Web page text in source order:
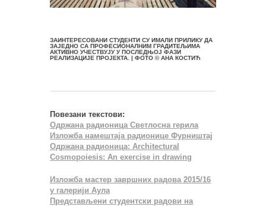
ЗАИНТЕРЕСОВАНИ СТУДЕНТИ СУ ИМАЛИ ПРИЛИКУ ДА
ЗАЈЕДНО СА ПРОФЕСИОНАЛНИМ ГРАДИТЕЉИМА
АКТИВНО УЧЕСТВУЈУ У ПОСЛЕДЊОЈ ФАЗИ
РЕАЛИЗАЦИЈЕ ПРОЈЕКТА. | ФОТО © АНА КОСТИЋ
Повезани текстови:
Одржана радионица Светлосна герила
Изложба намештаја радионице Фурништај
Одржана радионица: Architectural
Cosmopoiesis: An exercise in drawing
Изложба мастер завршних радова 2015/16
у галерији Аула
Представљени студентски радови на